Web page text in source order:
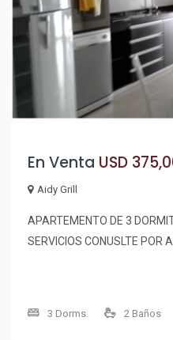
exterior, un espacio
veraniego de Punta del Este.
oportunidad única de
Península. Consulta con
escribir tu historia en este
esperamos!
En Venta USD
Aidy Grill
APARTEMENTO DE 3
SERVICIOS CONUSLTE POR
3 Dorms. 2 Baños